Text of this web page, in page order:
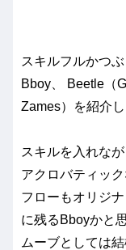
スキルフルかつ
Bboy、 Beetle（
Zames）を紹介
スキルを入れな
アクロバティッ
フローもオリジ
に残るBboyかと
ムーブとしては